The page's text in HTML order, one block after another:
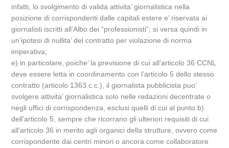
infatti, lo svolgimento di valida attivita’ giornalistica nella
posizione di corrispondenti dalle capitali estere e’ riservata ai
giornalisti iscritti all’Albo dei “professionisti”; si versa quindi in
un’ipotesi di nullita’ del contratto per violazione di norma
imperativa;
e) in particolare, poiche’ la previsione di cui all’articolo 36 CCNL
deve essere letta in coordinamento con l’articolo 5 dello stesso
contratto (articolo 1363 c.c.), il giornalista pubblicista puo’
svolgere attivita’ giornalistica solo nelle redazioni decentrate o
negli uffici di corrispondenza, esclusi quelli di cui al punto b)
dell’articolo 5, sempre che ricorrano gli ulteriori requisiti di cui
all’articolo 36 in merito agli organici della strutture, ovvero come
corrispondente dai centri minori o ancora come collaboratore